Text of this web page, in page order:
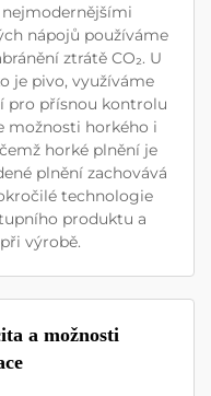
nejmodernějšími
nápojů používáme
ztrátě CO₂. U
je pivo, využíváme
pro přísnou kontrolu
možnosti horkého i
horké plnění je
plnění zachovává
technologie
produktu a
výrobě.
a možnosti